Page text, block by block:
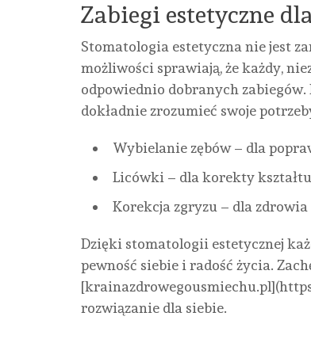
Zabiegi estetyczne
Stomatologia estetyczna nie jest
możliwości sprawiają, że każdy,
odpowiednio dobranych zabiegów.
dokładnie zrozumieć swoje
Wybielanie zębów – dla
Licówki – dla korekty
Korekcja zgryzu – dla
Dzięki stomatologii estetycznej
pewność siebie i radość życia.
rozwiązanie dla siebie.